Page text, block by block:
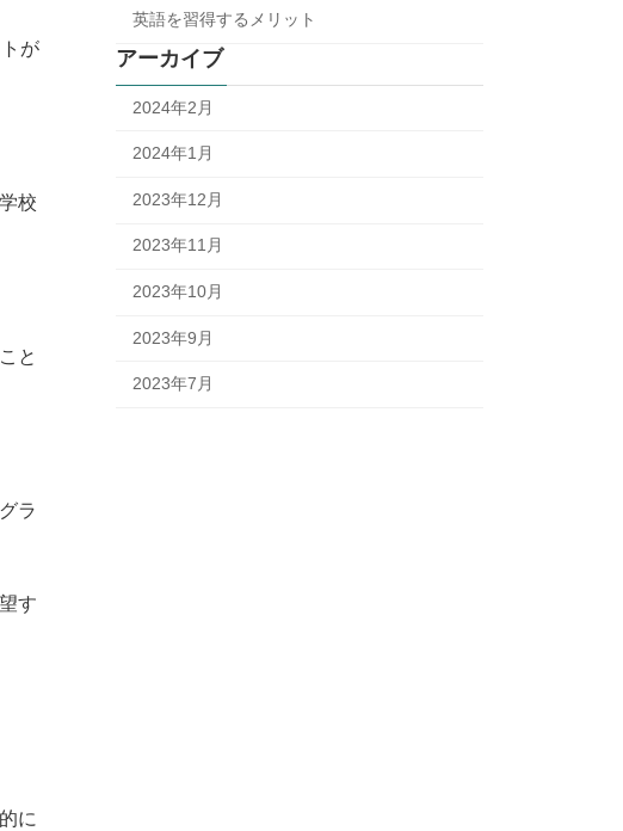
が
校
と
ラ
す
に
英語を習得するメリット
アーカイブ
2024年2月
2024年1月
2023年12月
2023年11月
2023年10月
2023年9月
2023年7月